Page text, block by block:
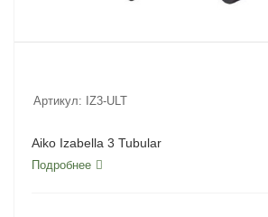
Артикул: IZ3-ULT
Aiko Izabella 3 Tubular
Подробнее